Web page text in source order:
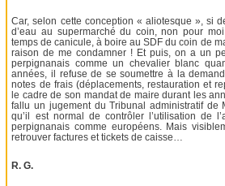
Car, selon cette conception « aliotesque », si
d’eau au supermarché du coin, non pour
temps de canicule, à boire au SDF du coin de
raison de me condamner ! Et puis, on a un
perpignanais comme un chevalier blanc
années, il refuse de se soumettre à la
notes de frais (déplacements, restauration et
le cadre de son mandat de maire durant les
fallu un jugement du Tribunal administratif de
qu’il est normal de contrôler l’utilisation de
perpignanais comme européens. Mais
retrouver factures et tickets de caisse…
R. G.